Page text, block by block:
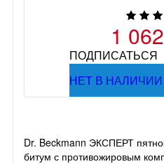
1
ПОДПИСАТЬСЯ
НЕТ В НАЛИЧИИ
Dr. Beckmann ЭКСПЕРТ
битум с противожировым